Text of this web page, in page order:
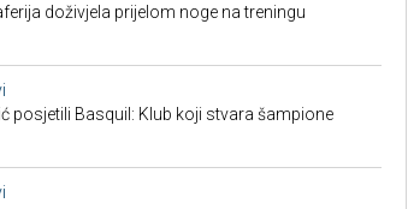
doživjela prijelom noge na treningu
posjetili Basquil: Klub koji stvara šampione